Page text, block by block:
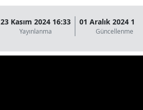
23 Kasım 2024 16:33
Yayınlanma
01 Aralık 2024
Güncellenme